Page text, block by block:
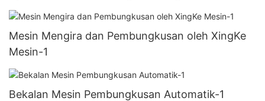
Mesin Mengira dan Pembungkusan oleh XingKe
Mesin-1
Bekalan Mesin Pembungkusan Automatik-1